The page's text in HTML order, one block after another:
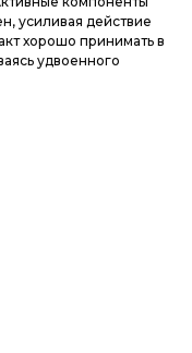
усиливая действие
хорошо принимать в
удвоенного